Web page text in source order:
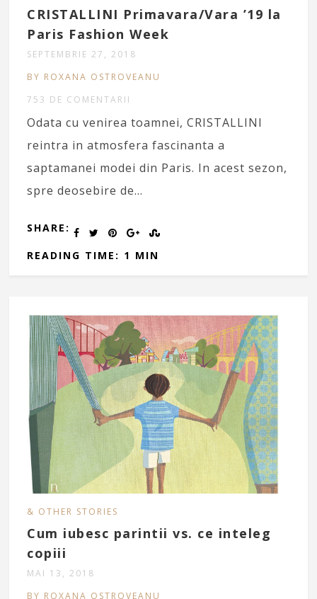
CRISTALLINI Primavara/Vara ’19 la
Paris Fashion Week
SEPTEMBRIE 27, 2018
BY ROXANA OSTROVEANU
753 DE COMENTARII
Odata cu venirea toamnei, CRISTALLINI
reintra in atmosfera fascinanta a
saptamanei modei din Paris. In acest sezon,
spre deosebire de…
SHARE:
READING TIME: 1 MIN
& OTHER STORIES
Cum iubesc parintii vs. ce inteleg
copiii
MAI 13, 2018
BY ROXANA OSTROVEANU